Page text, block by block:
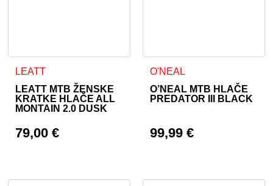
LEATT
LEATT MTB ŽENSKE
KRATKE HLAČE ALL
MONTAIN 2.0 DUSK
79,00€
Ta izdelek ima več različic. Možnosti lahko izberete na
O'NEAL
O’NEAL MTB HLAČE
PREDATOR III BLACK
99,99 €
Ta izdelek ima več različic.